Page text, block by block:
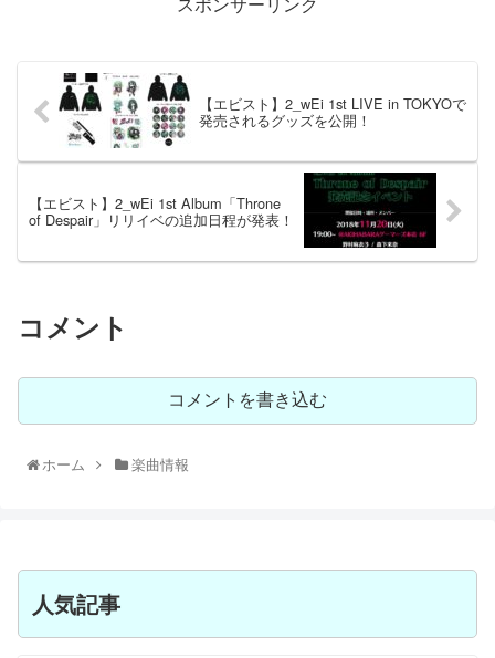
【エビスト】2_wEi 1st LIVE in TOKYOで
発売されるグッズを公開！
【エビスト】2_wEi 1st Album「Throne
of Despair」リリイベの追加日程が発表！
コメント
コメントを書き込む
ホーム 楽曲情報
人気記事